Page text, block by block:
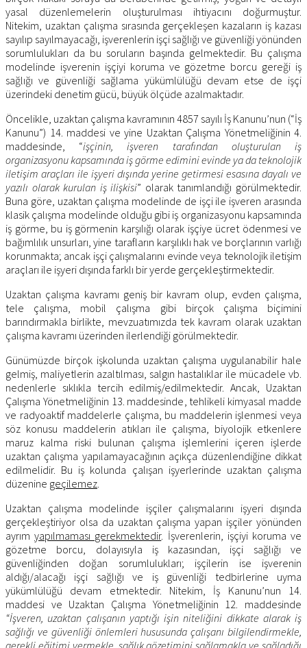
yasal düzenlemelerin oluşturulması ihtiyacını doğurmuştur.
Nitekim, uzaktan çalışma sırasında gerçekleşen kazaların iş kazası
sayılıp sayılmayacağı, işverenlerin işçi sağlığı ve güvenliği yönünden
sorumlulukları da bu soruların başında gelmektedir. Bu çalışma
modelinde işverenin işçiyi koruma ve gözetme borcu gereği iş
sağlığı ve güvenliği sağlama yükümlülüğü devam etse de işçi
üzerindeki denetim gücü, büyük ölçüde azalmaktadır.
Öncelikle, uzaktan çalışma kavramının 4857 sayılı İş Kanunu’nun (“İş
Kanunu”) 14. maddesi ve yine Uzaktan Çalışma Yönetmeliğinin 4.
maddesinde, “işçinin, işveren tarafından oluşturulan iş
organizasyonu kapsamında iş görme edimini evinde ya da teknolojik
iletişim araçları ile işyeri dışında yerine getirmesi esasına dayalı ve
yazılı olarak kurulan iş ilişkisi” olarak tanımlandığı görülmektedir.
Buna göre, uzaktan çalışma modelinde de işçi ile işveren arasında
klasik çalışma modelinde olduğu gibi iş organizasyonu kapsamında
iş görme, bu iş görmenin karşılığı olarak işçiye ücret ödenmesi ve
bağımlılık unsurları, yine tarafların karşılıklı hak ve borçlarının varlığı
korunmakta; ancak işçi çalışmalarını evinde veya teknolojik iletişim
araçları ile işyeri dışında farklı bir yerde gerçekleştirmektedir.
Uzaktan çalışma kavramı geniş bir kavram olup, evden çalışma,
tele çalışma, mobil çalışma gibi birçok çalışma biçimini
barındırmakla birlikte, mevzuatımızda tek kavram olarak uzaktan
çalışma kavramı üzerinden ilerlendiği görülmektedir.
Günümüzde birçok işkolunda uzaktan çalışma uygulanabilir hale
gelmiş, maliyetlerin azaltılması, salgın hastalıklar ile mücadele vb.
nedenlerle sıklıkla tercih edilmiş/edilmektedir. Ancak, Uzaktan
Çalışma Yönetmeliğinin 13. maddesinde, tehlikeli kimyasal madde
ve radyoaktif maddelerle çalışma, bu maddelerin işlenmesi veya
söz konusu maddelerin atıkları ile çalışma, biyolojik etkenlere
maruz kalma riski bulunan çalışma işlemlerini içeren işlerde
uzaktan çalışma yapılamayacağının açıkça düzenlendiğine dikkat
edilmelidir. Bu iş kolunda çalışan işyerlerinde uzaktan çalışma
düzenine geçilemez.
Uzaktan çalışma modelinde işçiler çalışmalarını işyeri dışında
gerçekleştiriyor olsa da uzaktan çalışma yapan işçiler yönünden
ayrımyapılmaması gerekmektedir. İşverenlerin, işçiyi koruma ve
gözetme borcu, dolayısıyla iş kazasından, işçi sağlığı ve
güvenliğinden doğan sorumlulukları; işçilerin ise işverenin
aldığı/alacağı işçi sağlığı ve iş güvenliği tedbirlerine uyma
yükümlülüğü devam etmektedir. Nitekim, İş Kanunu’nun 14.
maddesi ve Uzaktan Çalışma Yönetmeliğinin 12. maddesinde
“İşveren, uzaktan çalışanın yaptığı işin niteliğini dikkate alarak iş
sağlığı ve güvenliği önlemleri hususunda çalışanı bilgilendirmekle,